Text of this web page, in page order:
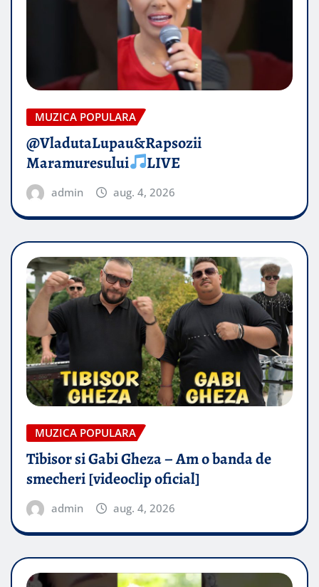
MUZICA POPULARA
@VladutaLupau&Rapsozii
Maramuresului
LIVE
admin aug. 4, 2026
MUZICA POPULARA
Tibisor si Gabi Gheza – Am o banda de
smecheri [videoclip oficial]
admin aug. 4, 2026